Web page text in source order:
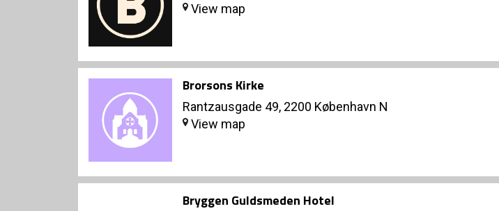
View map
Brorsons Kirke
Rantzausgade 49, 2200 København N
View map
Bryggen Guldsmeden Hotel